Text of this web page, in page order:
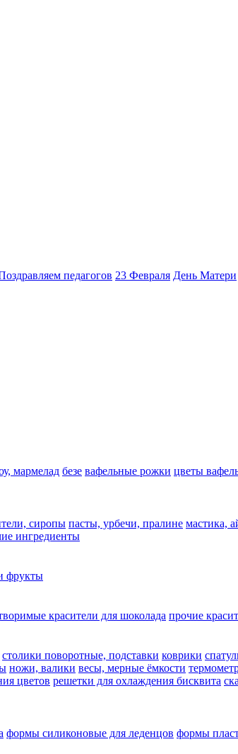
педагогов 23 Февраля День Матери
мармелад безе вафельные рожки цветы
сиропы пасты, урбечи, пралине мастика,
ингредиенты
фрукты
красители для шоколада прочие
столики поворотные, подставки коврики
ножи, валики весы, мерные ёмкости
цветов решетки для охлаждения бисквита
формы силиконовые для леденцов формы